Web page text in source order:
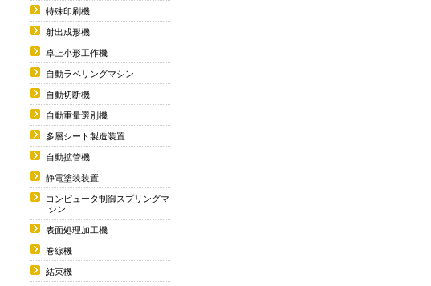
特殊印刷機
射出成形機
卓上小形工作機
自動ラベリングマシン
自動切断機
自動重量選別機
多層シート製造装置
自動拡管機
静電塗装装置
コンピュータ制御スプリングマ
シン
表面処理加工機
巻線機
結束機